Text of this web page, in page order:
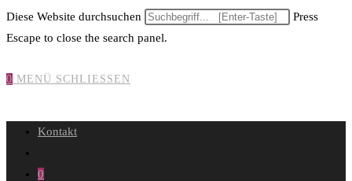
Diese Website durchsuchen
Press
Escape to close the search panel.
0 MENÜ SCHLIESSEN
Kontakt
0